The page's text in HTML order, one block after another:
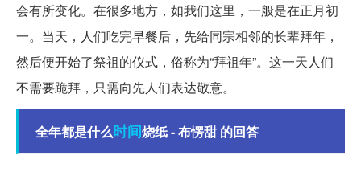
会有所变化。在很多地方，如我们这里，一般是在正月初
一。当天，人们吃完早餐后，先给同宗相邻的长辈拜年，
然后便开始了祭祖的仪式，俗称为“拜祖年”。这一天人们
不需要跪拜，只需向先人们表达敬意。
全年都是什么时间烧纸 - 布愣甜 的回答